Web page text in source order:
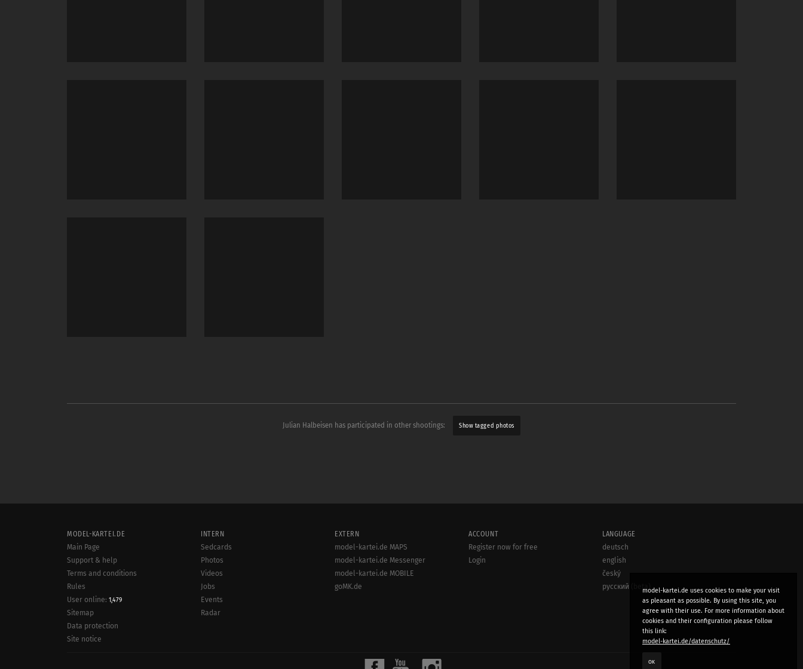
Julian Halbeisen has participated in other shootings: Show tagged photos
model-kartei.de uses cookies to make your visit
as pleasant as possible. By using this site, you
agree with their use. For more information about
cookies and their configuration please follow
this link:
model-kartei.de/datenschutz/
OK
MODEL-KARTEI.DE
Main Page
Support & help
Terms and conditions
Rules
User online: 1,479
Sitemap
Data protection
Site notice
INTERN
Sedcards
Photos
Videos
Jobs
Events
Radar
EXTERN
model-kartei.de MAPS
model-kartei.de Messenger
model-kartei.de MOBILE
goMK.de
ACCOUNT
Register now for free
Login
LANGUAGE
deutsch
english
český
русский (beta)